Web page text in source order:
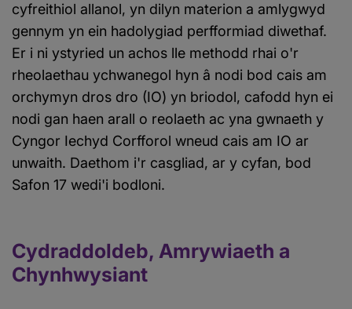
cyfreithiol allanol, yn dilyn materion a amlygwyd
gennym yn ein hadolygiad perfformiad diwethaf.
Er i ni ystyried un achos lle methodd rhai o'r
rheolaethau ychwanegol hyn â nodi bod cais am
orchymyn dros dro (IO) yn briodol, cafodd hyn ei
nodi gan haen arall o reolaeth ac yna gwnaeth y
Cyngor Iechyd Corfforol wneud cais am IO ar
unwaith. Daethom i'r casgliad, ar y cyfan, bod
Safon 17 wedi'i bodloni.
Cydraddoldeb, Amrywiaeth a
Chynhwysiant